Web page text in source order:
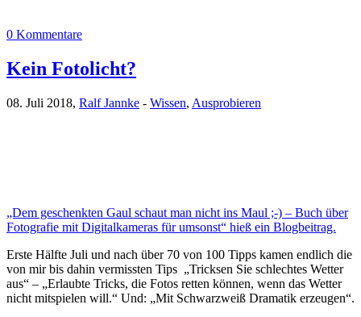
0 Kommentare
Kein Fotolicht?
08. Juli 2018, Ralf Jannke - Wissen, Ausprobieren
„Dem geschenkten Gaul schaut man nicht ins Maul ;-) – Buch über
Fotografie mit Digitalkameras für umsonst“ hieß ein Blogbeitrag.
Erste Hälfte Juli und nach über 70 von 100 Tipps kamen endlich die
von mir bis dahin vermissten Tips „Tricksen Sie schlechtes Wetter
aus“ – „Erlaubte Tricks, die Fotos retten können, wenn das Wetter
nicht mitspielen will.“ Und: „Mit Schwarzweiß Dramatik erzeugen“.